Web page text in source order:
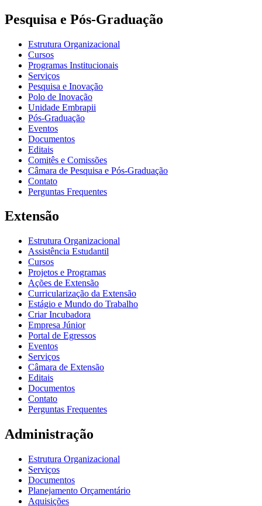
Pesquisa e Pós-Graduação
Estrutura Organizacional
Cursos
Programas Institucionais
Serviços
Pesquisa e Inovação
Polo de Inovação
Unidade Embrapii
Pós-Graduação
Eventos
Documentos
Editais
Comitês e Comissões
Câmara de Pesquisa e Pós-Graduação
Contato
Perguntas Frequentes
Extensão
Estrutura Organizacional
Assistência Estudantil
Cursos
Projetos e Programas
Ações de Extensão
Curricularização da Extensão
Estágio e Mundo do Trabalho
Criar Incubadora
Empresa Júnior
Portal de Egressos
Eventos
Serviços
Câmara de Extensão
Editais
Documentos
Contato
Perguntas Frequentes
Administração
Estrutura Organizacional
Serviços
Documentos
Planejamento Orçamentário
Aquisições